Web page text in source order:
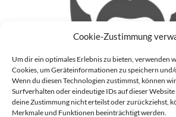
Cookie-Zustimmung
Um dir ein optimales Erlebnis zu bieten, verwenden
Cookies, um Geräteinformationen zu speichern
Wenn du diesen Technologien zustimmst, können
Surfverhalten oder eindeutige IDs auf dieser
deine Zustimmung nicht erteilst oder zurückziehst,
Merkmale und Funktionen beeinträchtigt werden.
Patrick